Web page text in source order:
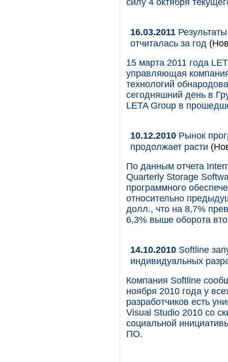
силу 4 октября
16.03.2011
отчиталась за год
15 марта 2011 года
управляющая
технологий
сегодняшний день в
LETA Group в
10.12.2010 Рынок
продолжает расти
По данным отчета
Quarterly Storage
программного
относительно
долл., что на 8,7%
6,3% выше оборота
14.10.2010 Softline
индивидуальных
Компания Softline
ноября 2010 года у
разработчиков есть
Visual Studio 2010 со
социальной
ПО.